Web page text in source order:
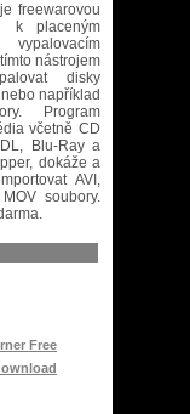
freewarovou
k placeným
nástrojem
disky
například
Program
včetně CD
DL, Blu-Ray a
dokáže a
AVI,
soubory.
Free